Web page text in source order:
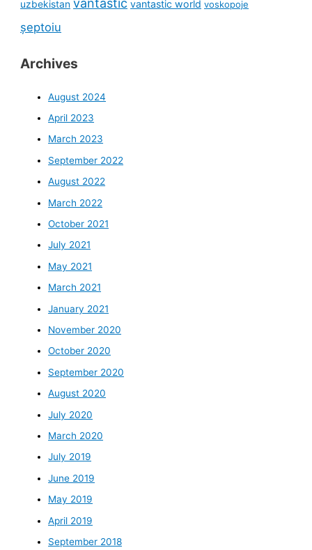
uzbekistan vantastic vantastic world voskopoje
șeptoiu
Archives
August 2024
April 2023
March 2023
September 2022
August 2022
March 2022
October 2021
July 2021
May 2021
March 2021
January 2021
November 2020
October 2020
September 2020
August 2020
July 2020
March 2020
July 2019
June 2019
May 2019
April 2019
September 2018